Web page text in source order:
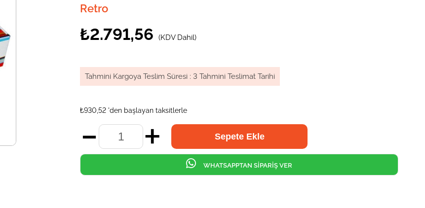
Retro
₺2.791,56 (KDV Dahil)
Tahmini Kargoya Teslim Süresi : 3 Tahmini Teslimat Tarihi
₺930,52 'den başlayan taksitlerle
WHATSAPPTAN SİPARİŞ VER